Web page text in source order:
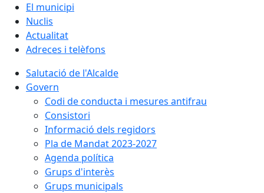
El municipi
Nuclis
Actualitat
Adreces i telèfons
Salutació de l'Alcalde
Govern
Codi de conducta i mesures antifrau
Consistori
Informació dels regidors
Pla de Mandat 2023-2027
Agenda política
Grups d'interès
Grups municipals